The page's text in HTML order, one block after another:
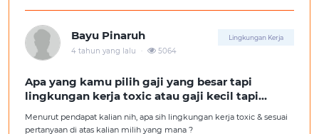
Tolong pencerahannya dong kakak-kakak semua, soalnya aku fresh
Bayu Pinaruh Lingkungan Kerja
4 tahun yang lalu . 5064
Apa yang kamu pilih gaji yang besar tapi
lingkungan kerja toxic atau gaji kecil tapi
Menurut pendapat kalian nih, apa sih lingkungan kerja toxic & sesuai
pertanyaan di atas kalian milih yang mana ?